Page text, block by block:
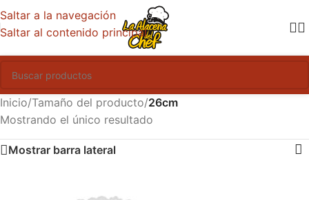
Saltar a la navegación
Saltar al contenido principal
Inicio/Tamaño del producto/26cm
Mostrando el único resultado
Mostrar barra lateral